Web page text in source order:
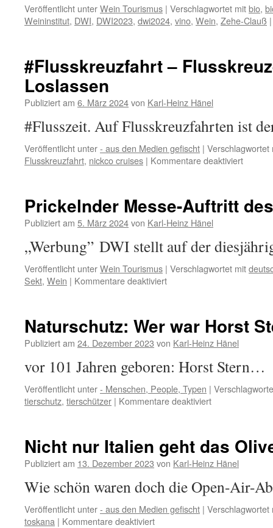
Veröffentlicht unterWein Tourismus | Verschlagwortet mitbio,
Weininstitut, DWI, DWI2023, dwi2024, vino, Wein, Zehe-Clauß |
#Flusskreuzfahrt –
Loslassen
Publiziert am 6. März 2024von Karl-Heinz Hänel
#Flusszeit. Auf Flusskreuzfahrten ist
Veröffentlicht unter- aus den Medien gefischt | Verschlagwortet
Flusskreuzfahrt, nickco cruises | Kommentare deaktiviertfür
ist
Prickelnder Messe-Auftritt
Publiziert am 5. März 2024von Karl-Heinz Hänel
„Werbung” DWI stellt auf der
Veröffentlicht unterWein Tourismus | Verschlagwortet mit
Sekt, Wein | Kommentare deaktiviertfür
des
DWI
Naturschutz: Wer war Horst
Publiziert am 24. Dezember 2023 von Karl-Heinz Hänel
vor 101 Jahren geboren: Horst Stern…
Veröffentlicht unter- Menschen, People, Typen |
tierschutz, tierschützer | Kommentare deaktiviertfür
Horst
Stern?
Nicht nur Italien geht das
Publiziert am 13. Dezember 2023 von Karl-Heinz Hänel
Wie schön waren doch die Open-Air-
Veröffentlicht unter- aus den Medien gefischt | Verschlagwortet
toskana | Kommentare deaktiviertfür